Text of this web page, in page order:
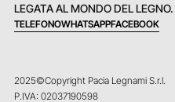
LEGATA AL MONDO DEL LEGNO.
TELEFONOWHATSAPPFACEBOOK
2025©Copyright Pacia Legnami S.r.l.
P.IVA: 02037190598